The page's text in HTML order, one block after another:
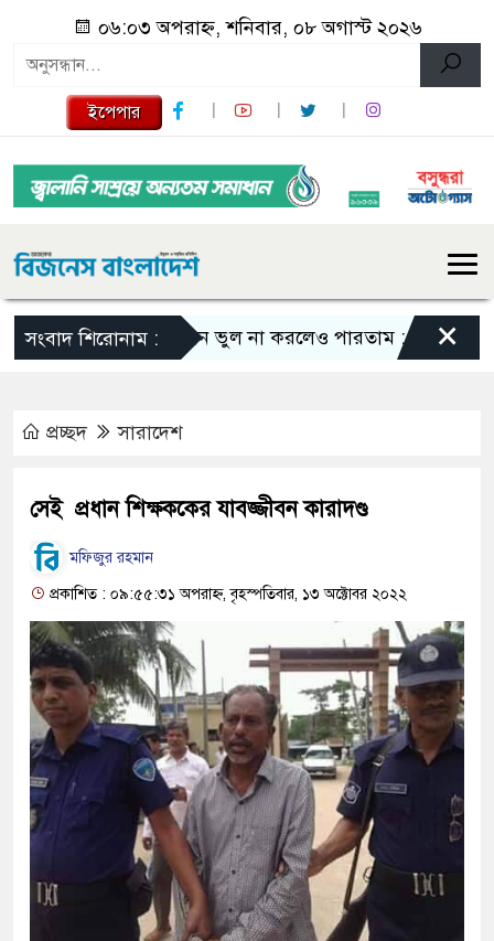
০৬:০৩ অপরাহ্ন, শনিবার, ০৮ অগাস্ট ২০২৬
ইপেপার
সংবাদ শিরোনাম :এমন ভুল না করলেও পারতাম : শাকিব খান×
প্রচ্ছদ সারাদেশ
সেই প্রধান শিক্ষককের যাবজ্জীবন কারাদণ্ড
মফিজুর রহমান
প্রকাশিত : ০৯:৫৫:৩১ অপরাহ্ন, বৃহস্পতিবার, ১৩ অক্টোবর ২০২২